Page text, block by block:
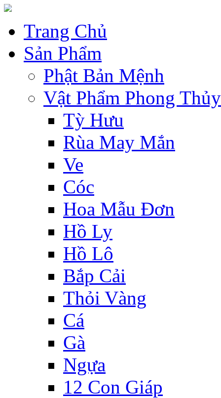
Trang Chủ
Sản Phẩm
Phật Bản Mệnh
Vật Phẩm Phong Thủy
Tỳ Hưu
Rùa May Mắn
Ve
Cóc
Hoa Mẫu Đơn
Hồ Ly
Hồ Lô
Bắp Cải
Thỏi Vàng
Cá
Gà
Ngựa
12 Con Giáp